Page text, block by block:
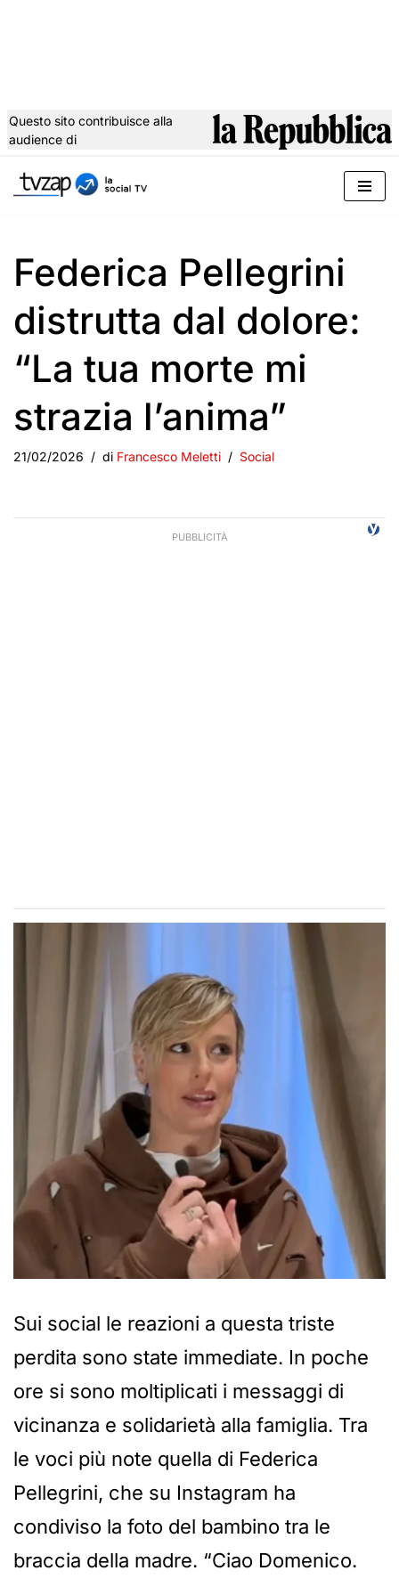
al
Questo sito contribuisce alla
audience di
Federica Pellegrini
distrutta dal dolore:
“La tua morte mi
strazia l’anima”
21/02/2026 di Francesco Meletti Social
Sui social le reazioni a questa triste
perdita sono state immediate. In poche
ore si sono moltiplicati i messaggi di
vicinanza e solidarietà alla famiglia. Tra
le voci più note quella di Federica
Pellegrini, che su Instagram ha
condiviso la foto del bambino tra le
braccia della madre. “Ciao Domenico.